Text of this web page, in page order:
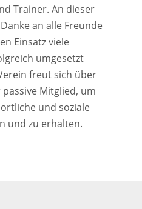
Trainer. An dieser
an alle Freunde
Einsatz viele
umgesetzt
freut sich über
Mitglied, um
und soziale
und zu erhalten.